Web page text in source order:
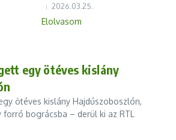
2026.03.25.
Elolvasom
egy ötéves kislány
ötéves kislány Hajdúszoboszlón,
bográcsba – derül ki az RTL